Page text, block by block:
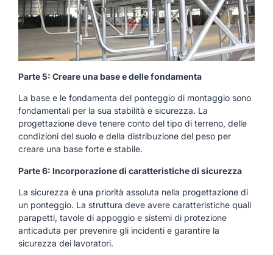
Parte 5: Creare una base e delle fondamenta
La base e le fondamenta del ponteggio di montaggio sono
fondamentali per la sua stabilità e sicurezza. La
progettazione deve tenere conto del tipo di terreno, delle
condizioni del suolo e della distribuzione del peso per
creare una base forte e stabile.
Parte 6: Incorporazione di caratteristiche di sicurezza
La sicurezza è una priorità assoluta nella progettazione di
un ponteggio. La struttura deve avere caratteristiche quali
parapetti, tavole di appoggio e sistemi di protezione
anticaduta per prevenire gli incidenti e garantire la
sicurezza dei lavoratori.